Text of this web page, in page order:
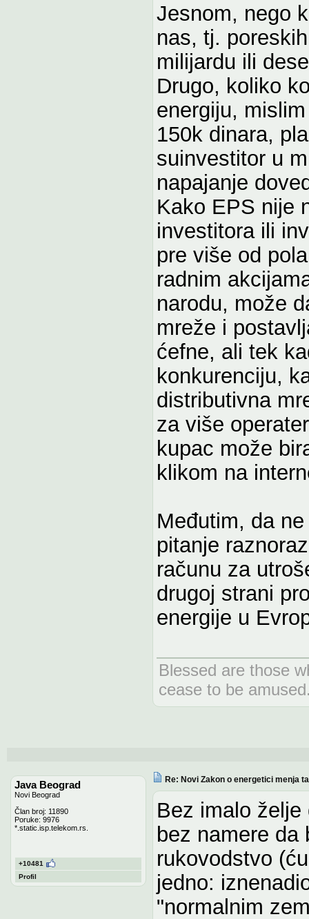
Jesnom, nego
nas, tj.
milijardu ili
Drugo, koliko
energiju,
150k dinara,
suinvestitor u
napajanje
Kako EPS nije
investitora ili
pre više od
radnim
narodu, može
mreže i
ćefne, ali tek
konkurenciju,
distributivna
za više
kupac može
klikom na
Međutim, da
pitanje
računu za
drugoj strani
energije u
Blessed are those
cease to be
Java Beograd
Novi Beograd
Član broj: 11890
Poruke: 9976
*.static.isp.telekom.rs.
+10481
Profil
Re: Novi Zakon o energetici menja
Bez imalo
bez namere da
rukovodstvo
jedno:
"normalnim